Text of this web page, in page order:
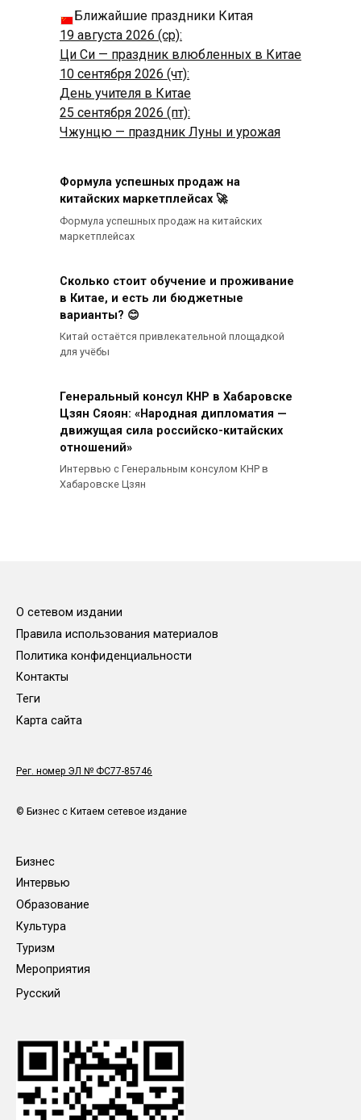
Ближайшие праздники Китая
19 августа 2026 (ср):
Ци Си — праздник влюбленных в Китае
10 сентября 2026 (чт):
День учителя в Китае
25 сентября 2026 (пт):
Чжунцю — праздник Луны и урожая
Формула успешных продаж на
китайских маркетплейсах 🚀
Формула успешных продаж на китайских
маркетплейсах
Сколько стоит обучение и проживание
в Китае, и есть ли бюджетные
варианты? 😊
Китай остаётся привлекательной площадкой
для учёбы
Генеральный консул КНР в Хабаровске
Цзян Сяоян: «Народная дипломатия —
движущая сила российско-китайских
отношений»
Интервью с Генеральным консулом КНР в
Хабаровске Цзян
О сетевом издании
Правила использования материалов
Политика конфиденциальности
Контакты
Теги
Карта сайта
Рег. номер ЭЛ № ФС77-85746
© Бизнес с Китаем сетевое издание
Бизнес
Интервью
Образование
Культура
Туризм
Мероприятия
Русский